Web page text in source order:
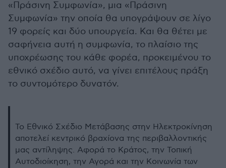
«Πράσινη Συμφωνία», μια «Πράσινη
Συμφωνία» την οποία θα υπογράψουν σε λίγο
19 φορείς και δύο υπουργεία. Και θα θέτει με
σαφήνεια αυτή η συμφωνία, το πλαίσιο της
υποχρέωσης του κάθε φορέα, προκειμένου το
εθνικό σχέδιο αυτό, να γίνει επιτέλους πράξη
το συντομότερο δυνατόν.
Το Εθνικό Σχέδιο Μετάβασης στην Ηλεκτροκίνηση
αποτελεί κεντρικό βραχίονα της περιβαλλοντικής
μας αντίληψης. Αφορά το Κράτος, την Τοπική
Αυτοδιοίκηση, την Αγορά και την Κοινωνία των